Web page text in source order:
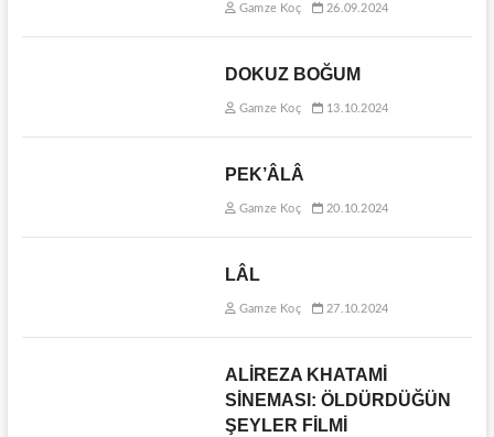
Gamze Koç 26.09.2024
DOKUZ BOĞUM
Gamze Koç 13.10.2024
PEK’ÂLÂ
Gamze Koç 20.10.2024
LÂL
Gamze Koç 27.10.2024
ALİREZA KHATAMİ
SİNEMASI: ÖLDÜRDÜĞÜN
ŞEYLER FİLMİ